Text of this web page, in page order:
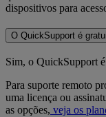
dispositivos para
O QuickSupport é
Sim, o QuickSupport
Para suporte remoto
uma licença ou
as opções, veja os